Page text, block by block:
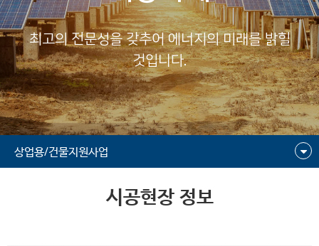
최고의 전문성을 갖추어 에너지의 미래를 밝힐
것입니다.
상업용/건물지원사업
시공현장 정보